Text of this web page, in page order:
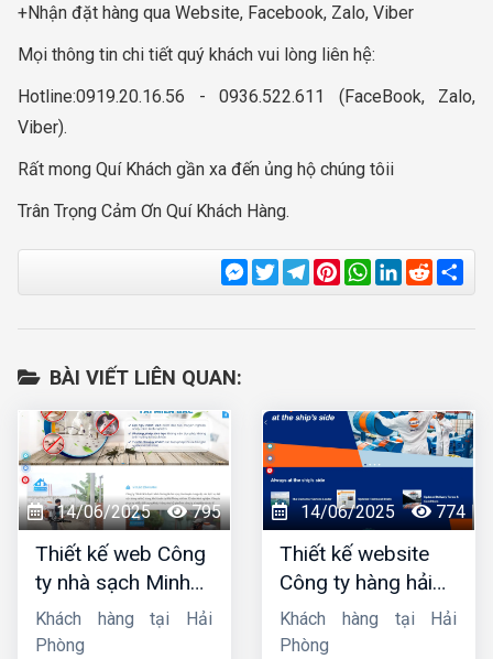
+Nhận đặt hàng qua Website, Facebook, Zalo, Viber
Mọi thông tin chi tiết quý khách vui lòng liên hệ:
Hotline:0919.20.16.56 - 0936.522.611 (FaceBook, Zalo,
Viber).
Rất mong Quí Khách gần xa đến ủng hộ chúng tôii
Trân Trọng Cảm Ơn Quí Khách Hàng.
Messenger
TwitterTelegram
Pinterest
WhatsApp
LinkedIn
Reddit
BÀI VIẾT LIÊN QUAN:
14/06/2025 795
Thiết kế web Công
ty nhà sạch Minh
Dương
Khách hàng tại Hải
Phòng
14/06/2025 774
Thiết kế website
Công ty hàng hải
liên minh
Khách hàng tại Hải
Phòng